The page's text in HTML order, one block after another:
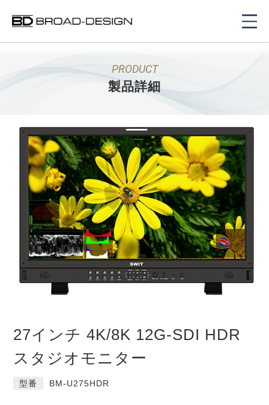
PRODUCT
製品詳細
27インチ 4K/8K 12G-SDI HDR
スタジオモニター
型番 BM-U275HDR